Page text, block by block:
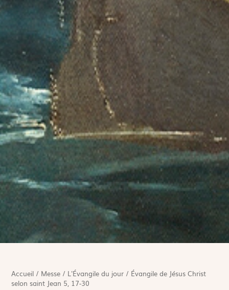
Accueil / Messe / L'Évangile du jour / Évangile de Jésus Christ
selon saint Jean 5, 17-30